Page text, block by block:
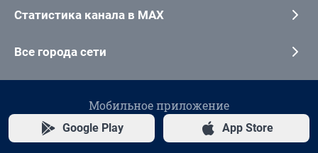
Статистика канала в MAX
Все города сети
Мобильное приложение
Google Play App Store